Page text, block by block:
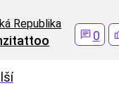
Republika
0